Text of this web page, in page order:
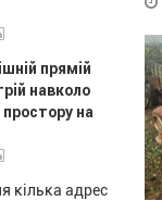
прямій
навколо
на
кілька адрес